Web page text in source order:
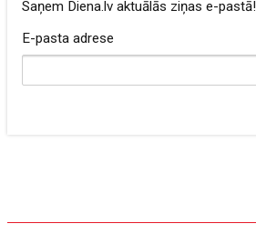
Saņem Diena.lv aktuālās ziņas e-pastā!
E-pasta adrese